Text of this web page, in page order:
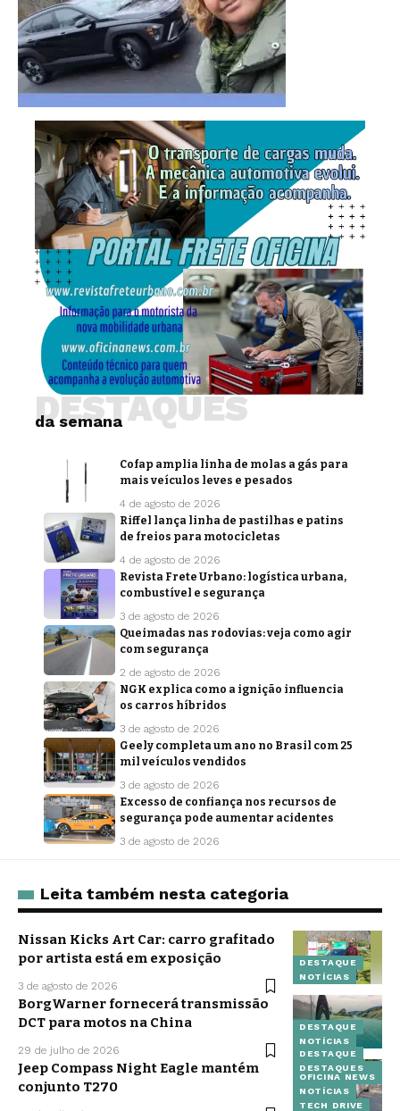
da semana
DESTAQUES
Cofap amplia linha de molas a gás para
mais veículos leves e pesados
4 de agosto de 2026
Riffel lança linha de pastilhas e patins
de freios para motocicletas
4 de agosto de 2026
Revista Frete Urbano: logística urbana,
combustível e segurança
3 de agosto de 2026
Queimadas nas rodovias: veja como agir
com segurança
2 de agosto de 2026
NGK explica como a ignição influencia
os carros híbridos
3 de agosto de 2026
Geely completa um ano no Brasil com 25
mil veículos vendidos
3 de agosto de 2026
Excesso de confiança nos recursos de
segurança pode aumentar acidentes
3 de agosto de 2026
Leita também nesta categoria
DESTAQUE
NOTÍCIAS
Nissan Kicks Art Car: carro grafitado
por artista está em exposição
3 de agosto de 2026
DESTAQUE
NOTÍCIAS
BorgWarner fornecerá transmissão
DCT para motos na China
29 de julho de 2026
DESTAQUE
DESTAQUES
OFICINA NEWS
NOTÍCIAS
TECH DRIVE
Jeep Compass Night Eagle mantém
conjunto T270